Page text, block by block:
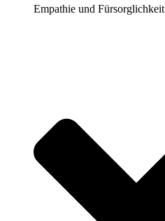
Empathie und Fürsorglichkeit